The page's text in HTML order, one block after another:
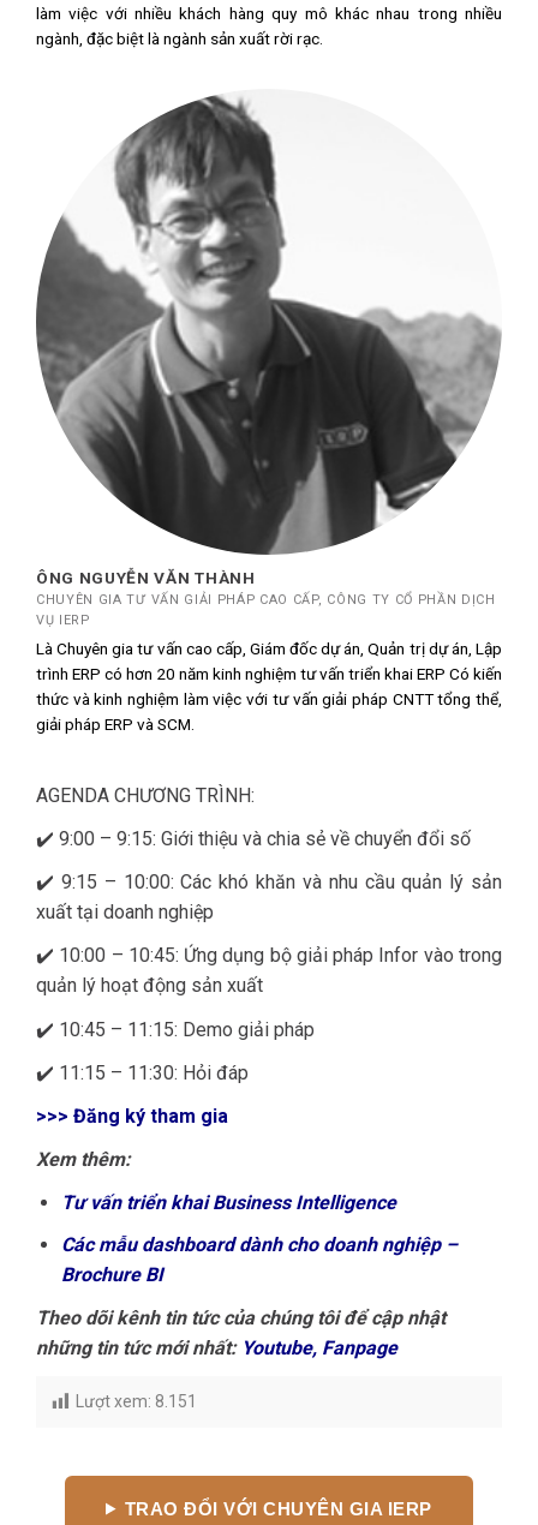
làm việc với nhiều khách hàng quy mô khác nhau trong nhiều
ngành, đặc biệt là ngành sản xuất rời rạc.
ÔNG NGUYỄN VĂN THÀNH
CHUYÊN GIA TƯ VẤN GIẢI PHÁP CAO CẤP, CÔNG TY CỔ PHẦN DỊCH
VỤ IERP
Là Chuyên gia tư vấn cao cấp, Giám đốc dự án, Quản trị dự án, Lập
trình ERP có hơn 20 năm kinh nghiệm tư vấn triển khai ERP Có kiến
​​thức và kinh nghiệm làm việc với tư vấn giải pháp CNTT tổng thể,
giải pháp ERP và SCM.
AGENDA CHƯƠNG TRÌNH:
✔️ 9:00 – 9:15: Giới thiệu và chia sẻ về chuyển đổi số
✔️ 9:15 – 10:00: Các khó khăn và nhu cầu quản lý sản
xuất tại doanh nghiệp
✔️ 10:00 – 10:45: Ứng dụng bộ giải pháp Infor vào trong
quản lý hoạt động sản xuất
✔️ 10:45 – 11:15: Demo giải pháp
✔️ 11:15 – 11:30: Hỏi đáp
>>> Đăng ký tham gia
Xem thêm:
Tư vấn triển khai Business Intelligence
Các mẫu dashboard dành cho doanh nghiệp –
Brochure BI
Theo dõi kênh tin tức của chúng tôi để cập nhật
những tin tức mới nhất: Youtube, Fanpage
Lượt xem: 8.151
TRAO ĐỔI VỚI CHUYÊN GIA IERP